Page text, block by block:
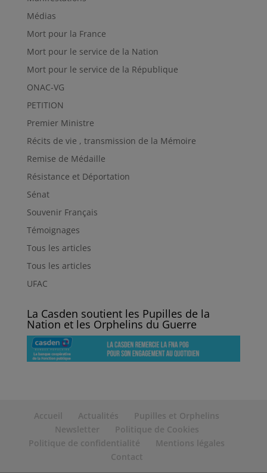
Médias
Mort pour la France
Mort pour le service de la Nation
Mort pour le service de la République
ONAC-VG
PETITION
Premier Ministre
Récits de vie , transmission de la Mémoire
Remise de Médaille
Résistance et Déportation
Sénat
Souvenir Français
Témoignages
Tous les articles
Tous les articles
UFAC
La Casden soutient les Pupilles de la
Nation et les Orphelins du Guerre
Accueil Actualités
Pupilles et Orphelins
Newsletter
Politique de Cookies
Politique de confidentialité
Mentions légales
Contact